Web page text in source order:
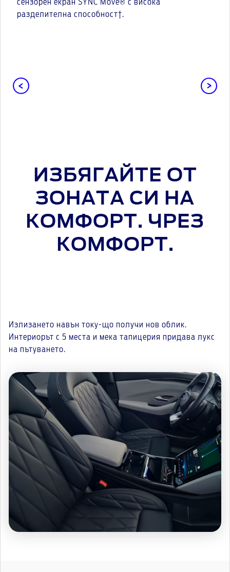
сензорен екран SYNC Move® с висока
разделителна способност†.
ИЗБЯГАЙТЕ ОТ
ЗОНАТА СИ НА
КОМФОРТ. ЧРЕЗ
КОМФОРТ.
Излизането навън току-що получи нов облик.
Интериорът с 5 места и мека тапицерия придава лукс
на пътуванетo.